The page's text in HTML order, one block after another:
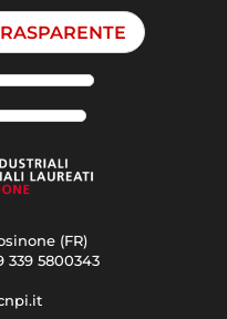
(FR)
339 5800343